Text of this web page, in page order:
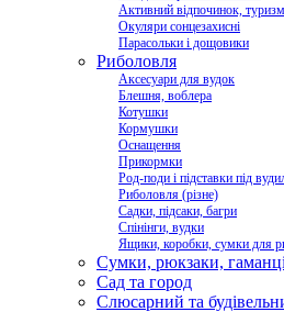
Активний відпочинок,
Окуляри сонцезахисні
Парасольки і дощовики
Риболовля
Аксесуари для вудок
Блешня, воблера
Котушки
Кормушки
Оснащення
Прикормки
Род-поди і підставки під
Риболовля (різне)
Садки, підсаки, багри
Спінінги, вудки
Ящики, коробки, сумки для
Сумки, рюкзаки,
Сад та город
Слюсарний та